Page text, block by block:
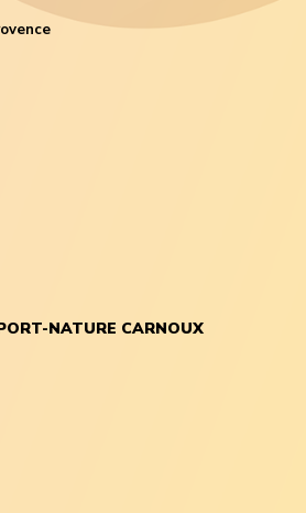
NATURE CARNOUX